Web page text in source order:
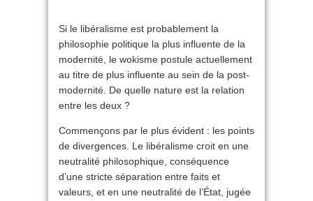
Si le libéralisme est probablement la
philosophie politique la plus influente de la
modernité, le wokisme postule actuellement
au titre de plus influente au sein de la post-
modernité. De quelle nature est la relation
entre les deux ?
Commençons par le plus évident : les points
de divergences. Le libéralisme croit en une
neutralité philosophique, conséquence
d’une stricte séparation entre faits et
valeurs, et en une neutralité de l’État, jugée